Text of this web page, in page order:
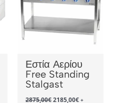
Εστία Αερίου
Free Standing
Stalgast
2875,00€Original
2185,00€Η+